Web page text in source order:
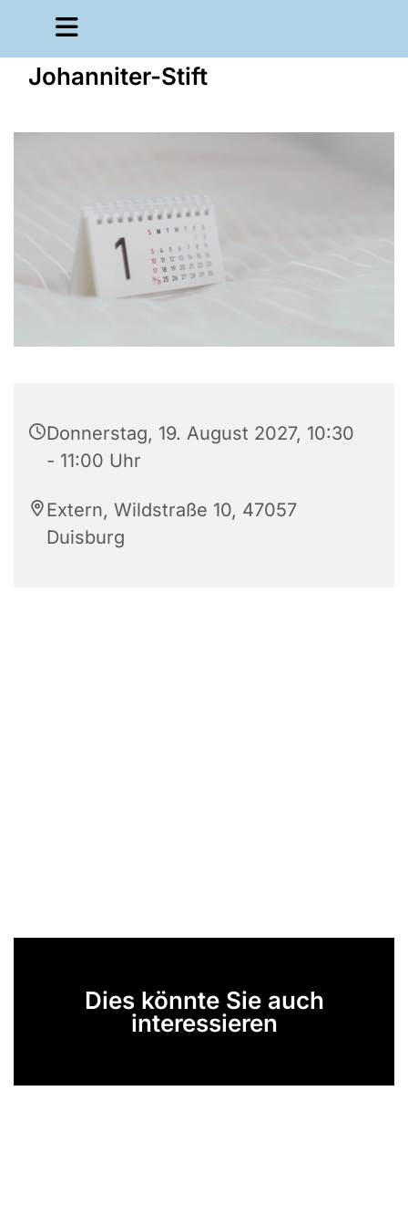
Johanniter-Stift
Donnerstag, 19. August 2027, 10:30
- 11:00 Uhr
Extern, Wildstraße 10, 47057
Duisburg
Dies könnte Sie auch
interessieren